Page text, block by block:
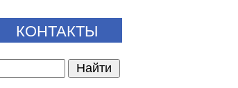
КОНТАКТЫ